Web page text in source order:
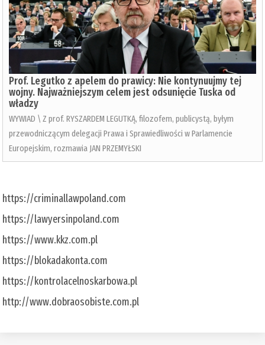
Prof. Legutko z apelem do prawicy: Nie kontynuujmy tej
wojny. Najważniejszym celem jest odsunięcie Tuska od
władzy
WYWIAD \ Z prof. RYSZARDEM LEGUTKĄ, filozofem, publicystą, byłym
przewodniczącym delegacji Prawa i Sprawiedliwości w Parlamencie
Europejskim, rozmawia JAN PRZEMYŁSKI
https://criminallawpoland.com
https://lawyersinpoland.com
https://www.kkz.com.pl
https://blokadakonta.com
https://kontrolacelnoskarbowa.pl
http://www.dobraosobiste.com.pl